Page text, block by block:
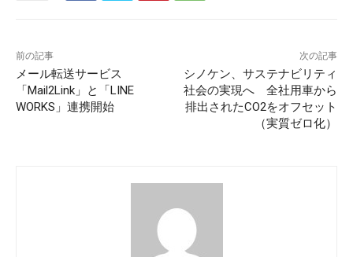
前の記事
メール転送サービス
「Mail2Link」と「LINE
WORKS」連携開始
次の記事
シノケン、サステナビリティ
社会の実現へ 全社用車から
排出されたCO2をオフセット
（実質ゼロ化）